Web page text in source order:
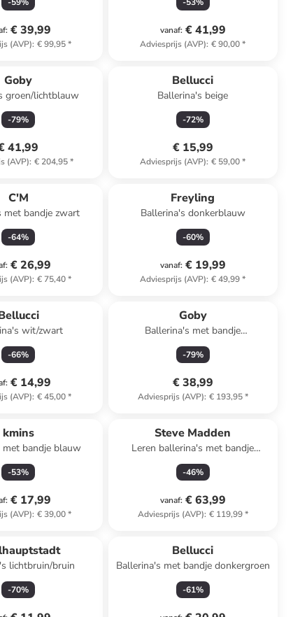
: € 39,99
(AVP): € 99,95*
vanaf: € 41,99
Adviesprijs (AVP): € 90,00*
Goby
groen/lichtblauw
-79%
41,99
(AVP): € 204,95*
Bellucci
Ballerina's beige
-72%
€ 15,99
Adviesprijs (AVP): € 59,00*
C'M
met bandje zwart
-64%
: € 26,99
(AVP): € 75,40*
Freyling
Ballerina's donkerblauw
-60%
vanaf: € 19,99
Adviesprijs (AVP): € 49,99*
wit/zwart
-66%
: € 14,99
(AVP): € 45,00*
Goby
Ballerina's met bandje
blauw/meerkleurig
-79%
€ 38,99
Adviesprijs (AVP): € 193,95*
kmins
met bandje blauw
-53%
: € 17,99
(AVP): € 39,00*
Steve Madden
Leren ballerina's met bandje
lichtroze
-46%
vanaf: € 63,99
Adviesprijs (AVP): € 119,99*
lichtbruin/bruin
-70%
Bellucci
Ballerina's met bandje donkergroen
-61%